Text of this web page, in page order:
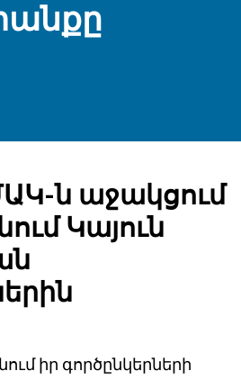
ն աջակցում
Կայուն
իր գործընկերների